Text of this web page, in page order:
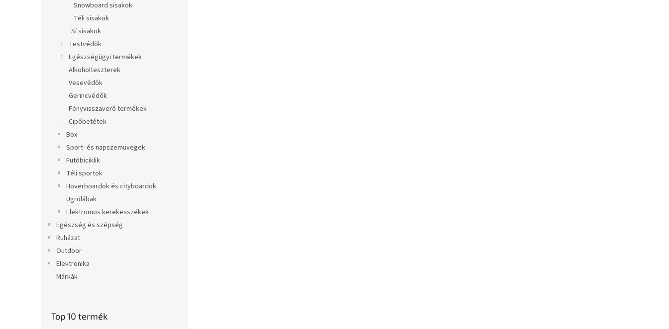
Snowboard sisakok
Téli sisakok
Sí sisakok
Testvédők
Egészségügyi termékek
Alkoholteszterek
Vesevédők
Gerincvédők
Fényvisszaverő termékek
Cipőbetétek
Box
Sport- és napszemüvegek
Futóbiciklik
Téli sportok
Hoverboardok és cityboardok
Ugrólábak
Elektromos kerekesszékek
Egészség és szépség
Ruházat
Outdoor
Elektronika
Márkák
Top 10 termék